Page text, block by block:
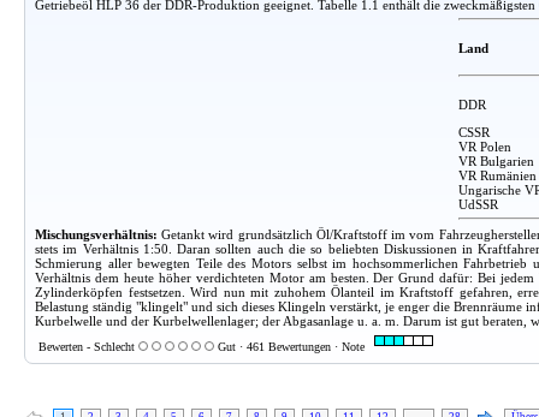
Getriebeöl HLP 36 der DDR-Produktion geeignet. Tabelle 1.1 enthält die
Land
DDR
CSSR
VR Polen
VR Bulgarien
VR Rumänien
Ungarische
UdSSR
Mischungsverhältnis: Getankt wird grundsätzlich Öl/Kraftstoff im vom
stets im Verhältnis 1:50. Daran sollten auch die so beliebten Diskussionen in
Schmierung aller bewegten Teile des Motors selbst im hochsommerlichen
Verhältnis dem heute höher verdichteten Motor am besten. Der Grund dafür: Bei
Zylinderköpfen festsetzen. Wird nun mit zuhohem Ölanteil im Kraftstoff gefahren,
Belastung ständig "klingelt" und sich dieses Klingeln verstärkt, je enger die Brennräume
Kurbelwelle und der Kurbelwellenlager; der Abgasanlage u. a. m. Darum ist gut beraten,
Bewerten - Schlecht Gut · 461 Bewertungen · Note